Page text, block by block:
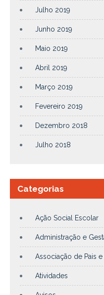
Julho 2019
Junho 2019
Maio 2019
Abril 2019
Março 2019
Fevereiro 2019
Dezembro 2018
Julho 2018
Categorias
Ação Social Escolar
Administração e
Associação de Pais
Atividades